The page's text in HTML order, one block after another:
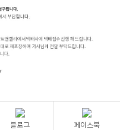
블로그 페이스북